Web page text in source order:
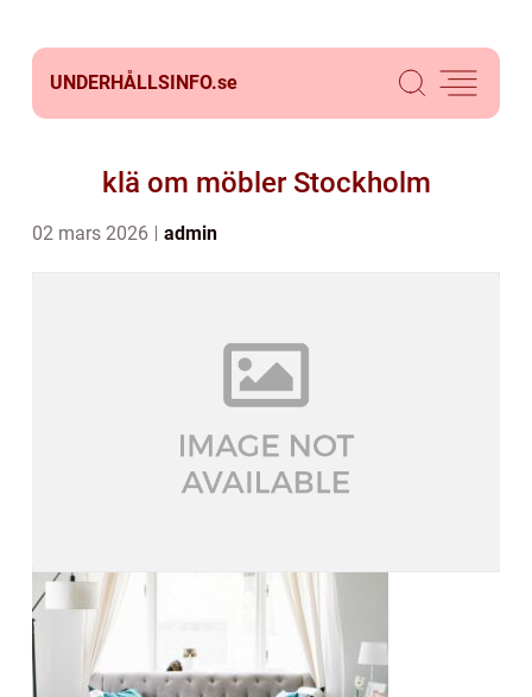
UNDERHÅLLSINFO.se
klä om möbler Stockholm
02 mars 2026 admin